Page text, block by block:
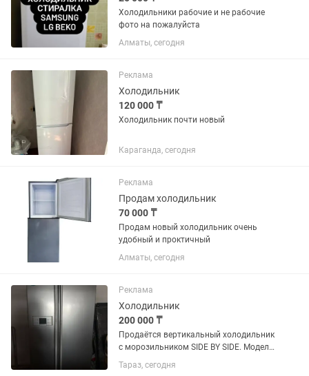
Холодильники рабочие и не рабочие
фото на пожалуйста
Алматы, сегодня
Реклама
Холодильник
120 000 ₸
Холодильник почти новый
Караганда, сегодня
Реклама
Продам холодильник
70 000 ₸
Продам новый холодильник очень
удобный и проктичный
Алматы, сегодня
Реклама
Холодильник
200 000 ₸
Продаётся вертикальный холодильник
с морозильником SIDE BY SIDE. Модель
GR-B207WLQA. Б/у в хорошем
состоянии. Самовывоз. Возможно
Тараз, сегодня